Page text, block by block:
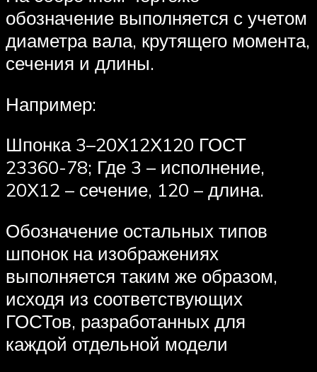
обозначение выполняется с учетом
диаметра вала, крутящего момента,
сечения и длины.
Например:
Шпонка 3–20Х12Х120 ГОСТ
23360-78; Где 3 – исполнение,
20Х12 – сечение, 120 – длина.
Обозначение остальных типов
шпонок на изображениях
выполняется таким же образом,
исходя из соответствующих
ГОСТов, разработанных для
каждой отдельной модели